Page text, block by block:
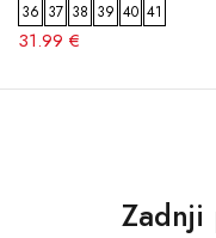
36 37 38 39 40 41
31.99 €